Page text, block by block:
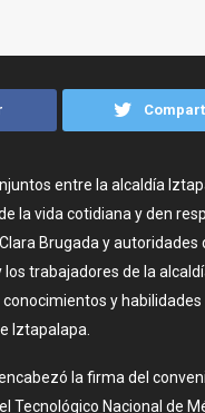
entre la alcaldía
la vida cotidiana y den
Brugada y
trabajadores de la
y
Iztapalapa.
la firma del
Tecnológico Nacional de